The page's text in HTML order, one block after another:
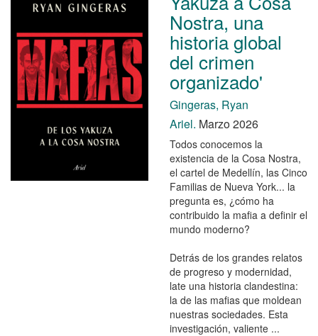
Nostra, una
historia global
del crimen
organizado'
Gingeras, Ryan
Ariel. Marzo 2026
Todos conocemos la
existencia de la Cosa Nostra,
el cartel de Medellín, las Cinco
Familias de Nueva York... la
pregunta es, ¿cómo ha
contribuido la mafia a definir el
mundo moderno?
Detrás de los grandes relatos
de progreso y modernidad,
late una historia clandestina:
la de las mafias que moldean
nuestras sociedades. Esta
investigación, valiente ...